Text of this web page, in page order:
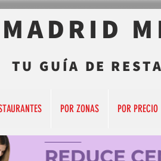
MADRID
TU GUÍA DE
POR ZONAS POR PRECIO